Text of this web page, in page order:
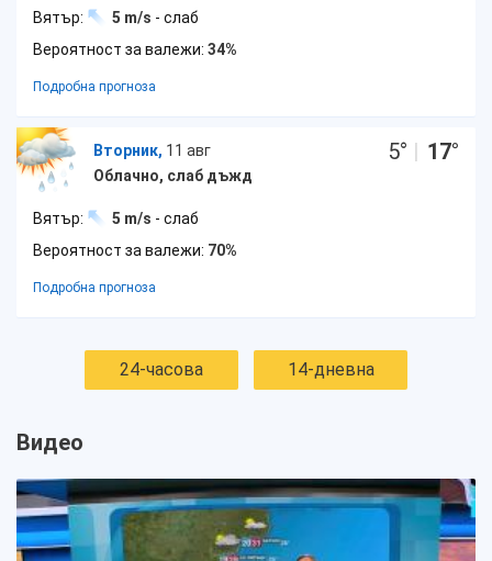
Вятър: 5 m/s - слаб
Вероятност за валежи: 34%
Подробна прогноза
Вторник, 11 авг
Облачно, слаб дъжд
5° | 17°
Вятър: 5 m/s - слаб
Вероятност за валежи: 70%
Подробна прогноза
24-часова 14-дневна
Видео